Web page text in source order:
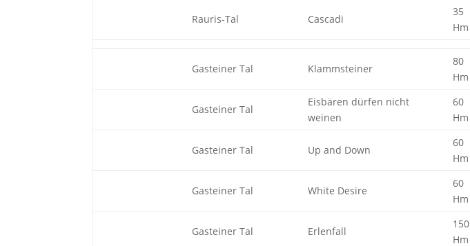
Rauris-Tal Cascadi
35
Hm
Gasteiner Tal Klammsteiner
80
Hm
Gasteiner Tal
Eisbären dürfen nicht
weinen
60
Hm
Gasteiner Tal Up and Down
60
Hm
Gasteiner Tal White Desire
60
Hm
Gasteiner Tal Erlenfall
150
Hm